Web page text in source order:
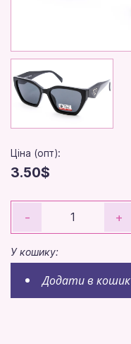
Ціна (опт):
3.50$
- +
У кошику:
Додати в кошик